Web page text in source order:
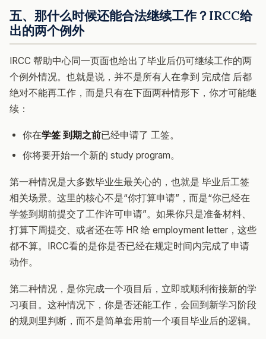
五、那什么时候还能合法继续工作？IRCC给
出的两个例外
IRCC 帮助中心同一页面也给出了毕业后仍可继续工作的两
个例外情况。也就是说，并不是所有人在拿到 完成信 后都
绝对不能再工作，而是只有在下面两种情形下，你才可能继
续：
你在学签 到期之前已经申请了 工签。
你将要开始一个新的 study program。
第一种情况是大多数毕业生最关心的，也就是 毕业后工签
相关场景。这里的核心不是“你打算申请”，而是“你已经在
学签到期前提交了工作许可申请”。如果你只是准备材料、
打算下周提交、或者还在等 HR 给 employment letter，这些
都不算。IRCC看的是你是否已经在规定时间内完成了申请
动作。
第二种情况，是你完成一个项目后，立即或顺利衔接新的学
习项目。这种情况下，你是否还能工作，会回到新学习阶段
的规则里判断，而不是简单套用前一个项目毕业后的逻辑。